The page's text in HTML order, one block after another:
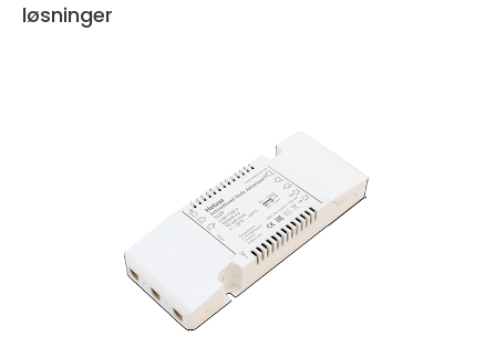
løsninger